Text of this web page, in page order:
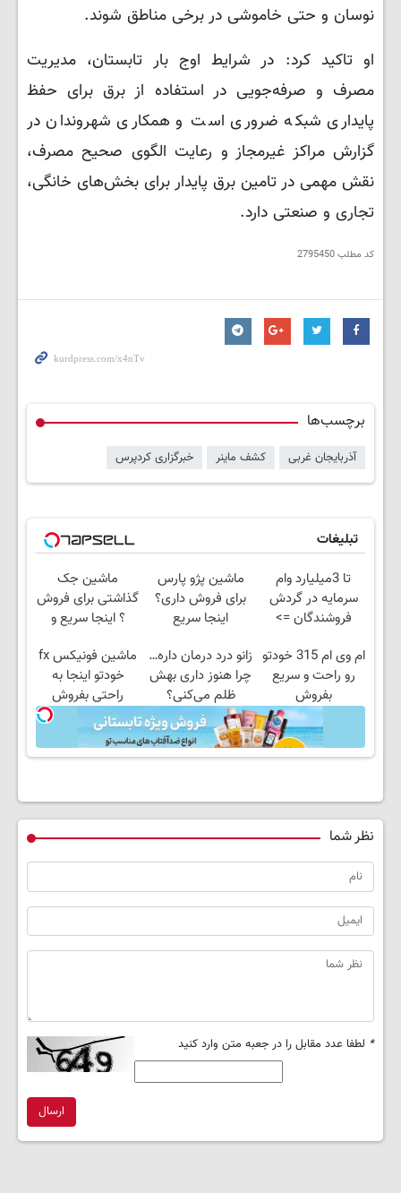
نوسان و حتی خاموشی در برخی مناطق شوند.
او تاکید کرد: در شرایط اوج بار تابستان، مدیریت
مصرف و صرفه‌جویی در استفاده از برق برای حفظ
پایداری شبکه ضروری است و همکاری شهروندان در
گزارش مراکز غیرمجاز و رعایت الگوی صحیح مصرف،
نقش مهمی در تامین برق پایدار برای بخش‌های خانگی،
تجاری و صنعتی دارد.
کد مطلب2795450
برچسب‌ها
آذربایجان غربی کشف ماینر خبرگزاری کردپرس
تبلیغات
تا 3میلیارد وام
سرمایه در گردش
فروشندگان =>
کن
ماشین پژو پارس
برای فروش داری؟
اینجا سریع
ماشین جک
گذاشتی برای فروش
؟ اینجا سریع و
ام وی ام 315 خودتو
رو راحت و سریع
بفروش
زانو درد درمان داره…
چرا هنوز داری بهش
ظلم می‌کنی؟
ماشین فونیکس fx
خودتو اینجا به
راحتی بفروش
نظر شما
* لطفا عدد مقابل را در جعبه متن وارد کنید
ارسال